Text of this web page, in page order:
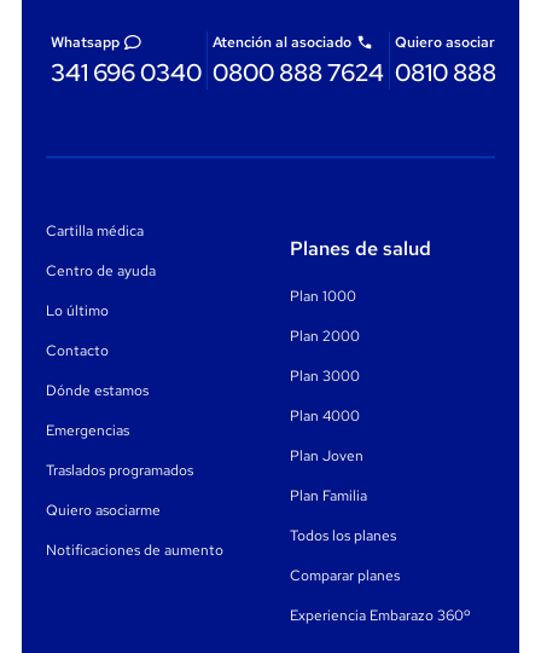
Whatsapp
341 696 0340
Atención al asociado
0800 888 7624
Quiero asociarme
0810 888
Cartilla médica
Centro de ayuda
Lo último
Contacto
Dónde estamos
Emergencias
Traslados programados
Quiero asociarme
Notificaciones de aumento
Planes de salud
Plan 1000
Plan 2000
Plan 3000
Plan 4000
Plan Joven
Plan Familia
Todos los planes
Comparar planes
Experiencia Embarazo 360º